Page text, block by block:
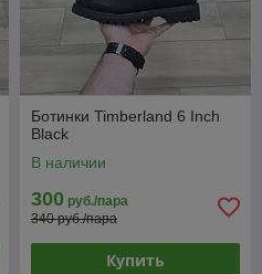
Ботинки Timberland 6 Inch
Black
В наличии
300 руб./пара
340 руб./пара
Купить